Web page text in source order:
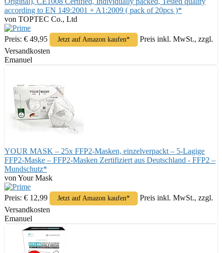
according to EN 149:2001 + A1:2009 ( pack of 20pcs )*
von TOPTEC Co., Ltd
Preis: € 49,95 Jetzt auf Amazon kaufen*
Preis inkl. MwSt., zzgl.
Versandkosten
Emanuel
YOUR MASK – 25x FFP2-Masken, einzelverpackt – 5-Lagige
FFP2-Maske – FFP2-Masken Zertifiziert aus Deutschland - FFP2 –
Mundschutz*
von Your Mask
Preis: € 12,99 Jetzt auf Amazon kaufen*
Preis inkl. MwSt., zzgl.
Versandkosten
Emanuel